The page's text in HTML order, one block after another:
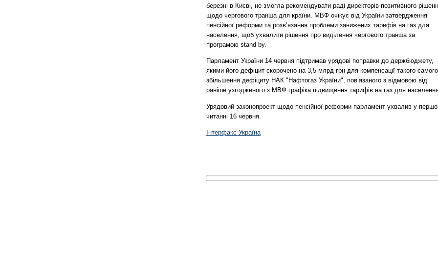
березні в Києві, не змогла рекомендувати раді директорів позитивного
щодо чергового транша для країни. МВФ очікує від України затвердження
пенсійної реформи та розв’язання проблеми занижених тарифів на газ для
населення, щоб ухвалити рішення про виділення чергового транша за
програмою stand by.
Парламент України 14 червня підтримав урядові поправки до держбюджету,
якими його дефіцит скорочено на 3,5 млрд грн для компенсації такого самого
збільшення дефіциту НАК "Нафтогаз України", пов’язаного з відмовою від
раніше узгодженого з МВФ графіка підвищення тарифів на газ для
Урядовий законопроект щодо пенсійної реформи парламент ухвалив у
читанні 16 червня.
Інтерфакс-Україна